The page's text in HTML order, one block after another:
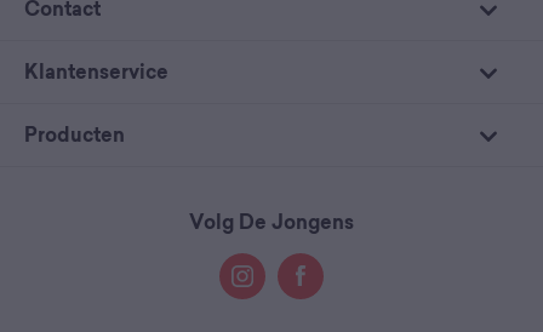
Contact
Klantenservice
Producten
Volg De Jongens